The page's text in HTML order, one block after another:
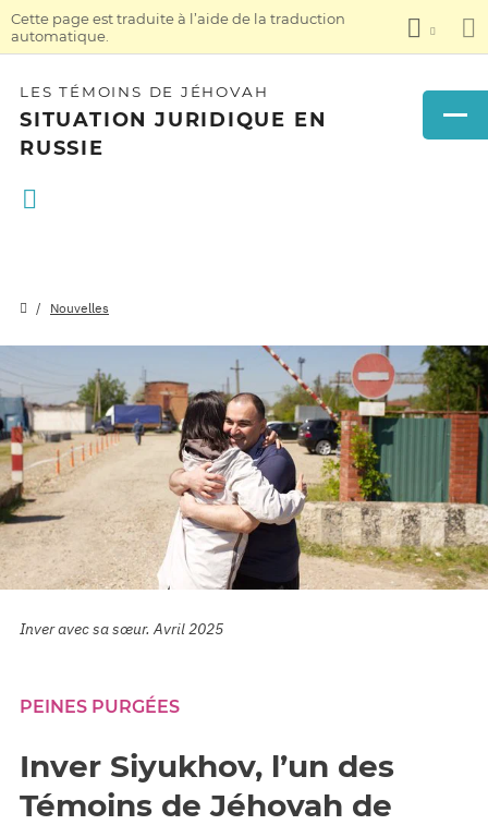
Cette page est traduite à l’aide de la traduction
automatique.
LES TÉMOINS DE JÉHOVAH
SITUATION JURIDIQUE EN
RUSSIE
Nouvelles
Inver avec sa sœur. Avril 2025
PEINES PURGÉES
Inver Siyukhov, l’un des
Témoins de Jéhovah de